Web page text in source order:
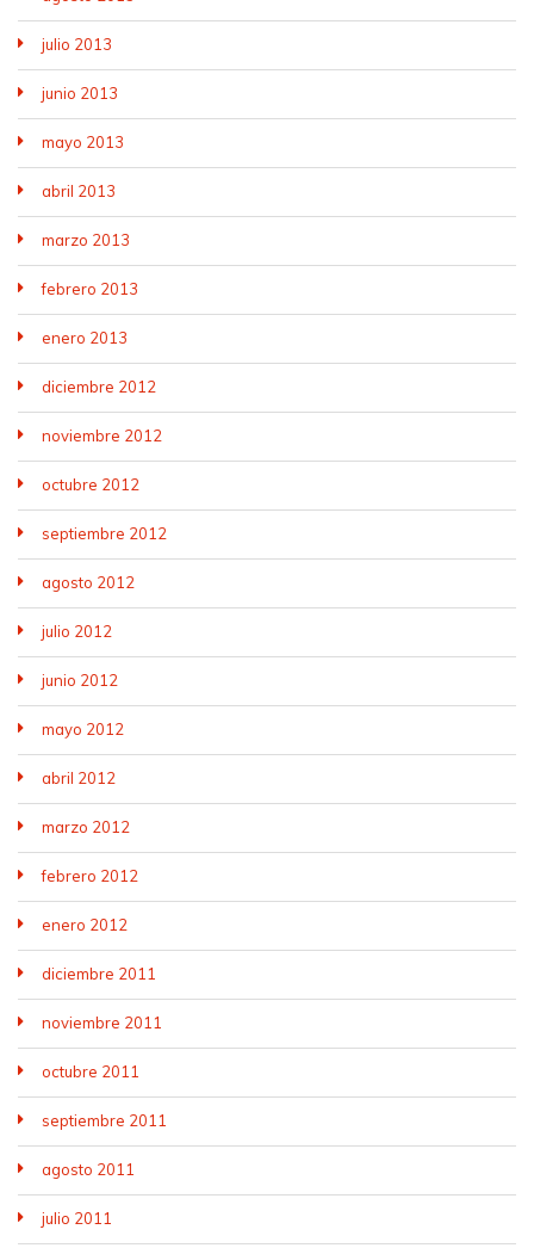
julio 2013
junio 2013
mayo 2013
abril 2013
marzo 2013
febrero 2013
enero 2013
diciembre 2012
noviembre 2012
octubre 2012
septiembre 2012
agosto 2012
julio 2012
junio 2012
mayo 2012
abril 2012
marzo 2012
febrero 2012
enero 2012
diciembre 2011
noviembre 2011
octubre 2011
septiembre 2011
agosto 2011
julio 2011